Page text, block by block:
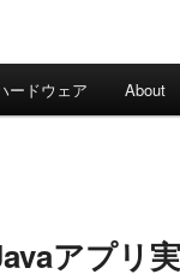
ードウェア About
アプリ